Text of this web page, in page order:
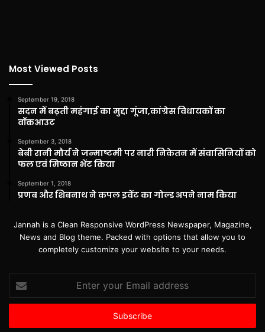
Most Viewed Posts
September 19, 2018
सदन में बढ़ती महंगाई का मुद्दा गूंजा,कांग्रेस विधायकों का
वॉकआउट
September 3, 2018
बेबी रानी मौर्य ने जन्माष्टमी पर नारी निकेतन में संवासिनियों को
फल एवं मिष्ठान भेंट किया
September 1, 2018
प्रणब और शिबनाथ ने कपल इवेंट का गोल्ड अपने नाम किया
Jannah is a Clean Responsive WordPress Newspaper, Magazine,
News and Blog theme. Packed with options that allow you to
completely customize your website to your needs.
Enter
your
Email